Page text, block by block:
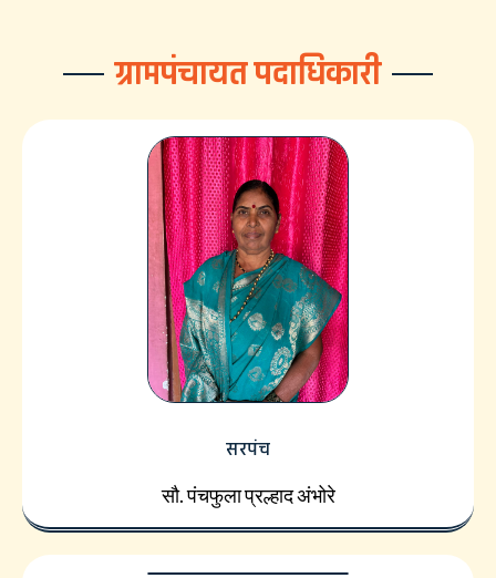
ग्रामपंचायत पदाधिकारी
सरपंच
सौ. पंचफुला प्रल्हाद अंभोरे